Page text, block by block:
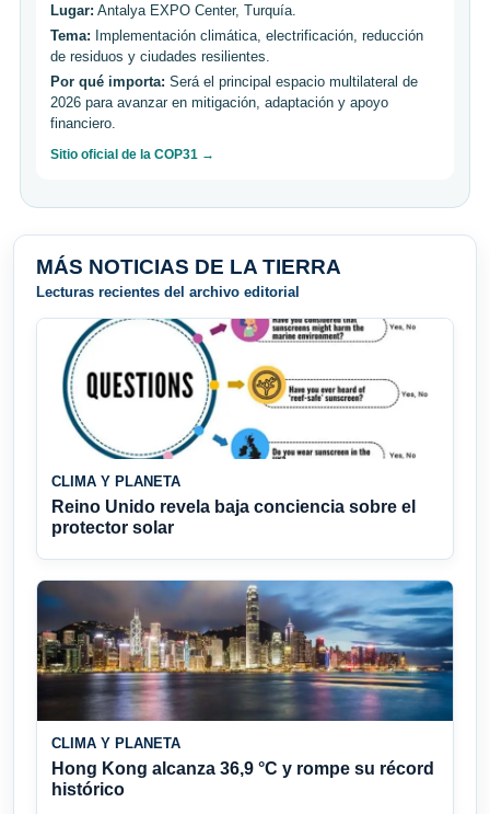
Lugar: Antalya EXPO Center, Turquía.
Tema: Implementación climática, electrificación, reducción
de residuos y ciudades resilientes.
Por qué importa: Será el principal espacio multilateral de
2026 para avanzar en mitigación, adaptación y apoyo
financiero.
Sitio oficial de la COP31 →
MÁS NOTICIAS DE LA TIERRA
Lecturas recientes del archivo editorial
CLIMA Y PLANETA
Reino Unido revela baja conciencia sobre el
protector solar
CLIMA Y PLANETA
Hong Kong alcanza 36,9 °C y rompe su récord
histórico